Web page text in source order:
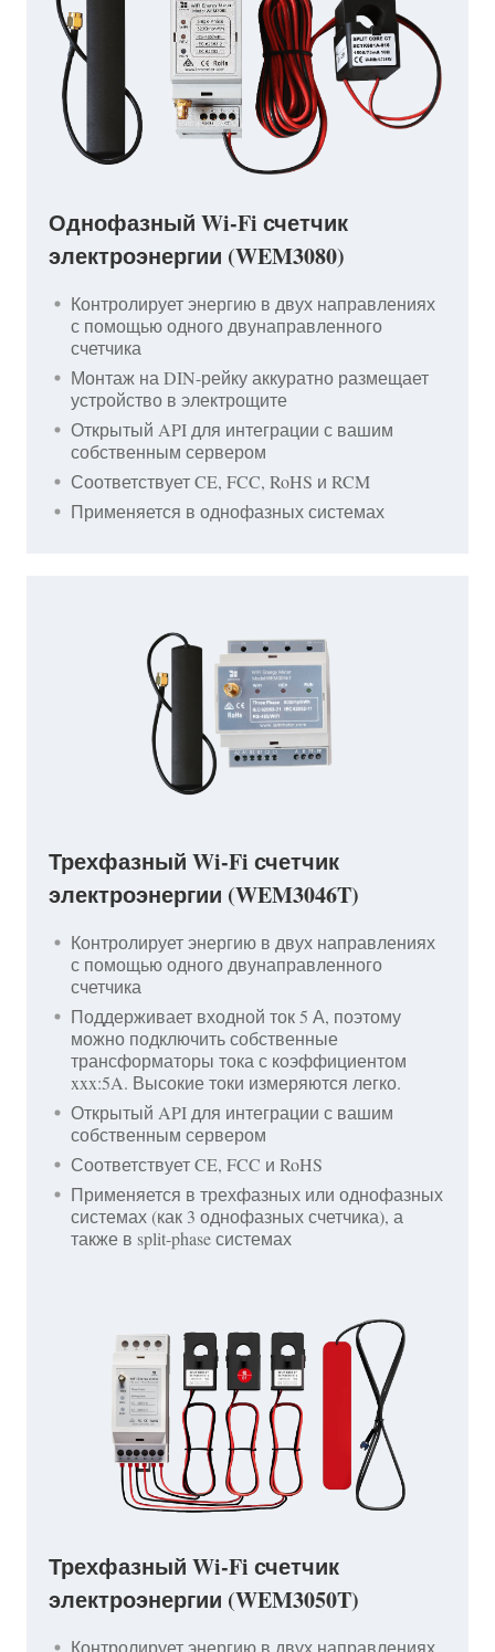
Однофазный Wi-Fi счетчик
электроэнергии (WEM3080)
Контролирует энергию в двух направлениях
с помощью одного двунаправленного
счетчика
Монтаж на DIN-рейку аккуратно размещает
устройство в электрощите
Открытый API для интеграции с вашим
собственным сервером
Соответствует CE, FCC, RoHS и RCM
Применяется в однофазных системах
Трехфазный Wi-Fi счетчик
электроэнергии (WEM3046T)
Контролирует энергию в двух направлениях
с помощью одного двунаправленного
счетчика
Поддерживает входной ток 5 А, поэтому
можно подключить собственные
трансформаторы тока с коэффициентом
xxx:5A. Высокие токи измеряются легко.
Открытый API для интеграции с вашим
собственным сервером
Соответствует CE, FCC и RoHS
Применяется в трехфазных или однофазных
системах (как 3 однофазных счетчика), а
также в split-phase системах
Трехфазный Wi-Fi счетчик
электроэнергии (WEM3050T)
Контролирует энергию в двух направлениях